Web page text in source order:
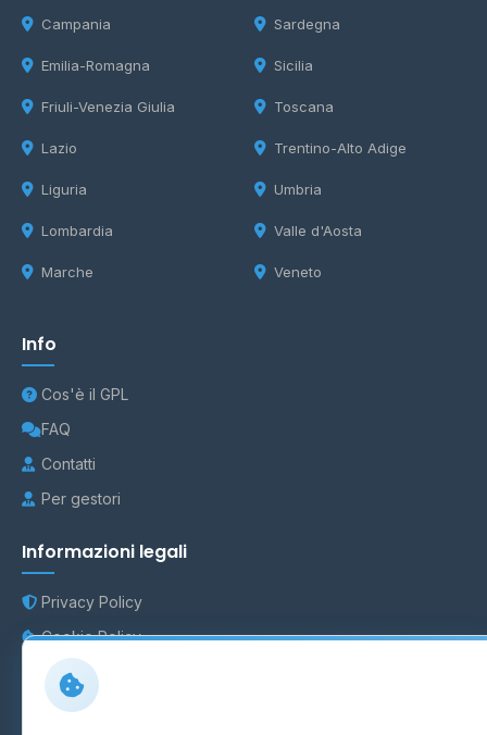
Campania
Emilia-Romagna
Friuli-Venezia Giulia
Lazio
Liguria
Lombardia
Marche
Sardegna
Sicilia
Toscana
Trentino-Alto Adige
Umbria
Valle d'Aosta
Veneto
Info
Cos'è il GPL
FAQ
Contatti
Per gestori
Informazioni legali
Privacy Policy
Cookie Policy
Preferenze Cookie
Mappa del sito